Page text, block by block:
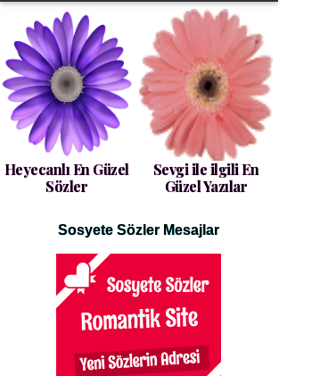
Heyecanlı En Güzel
Sözler
Sevgi ile ilgili En
Güzel Yazılar
Sosyete Sözler Mesajlar